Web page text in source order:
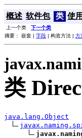
概述 软件包 类 使用
上一个类 下一个类
摘要： 嵌套 | 字段 | 构造方法 | 方
类
java.lang.Object